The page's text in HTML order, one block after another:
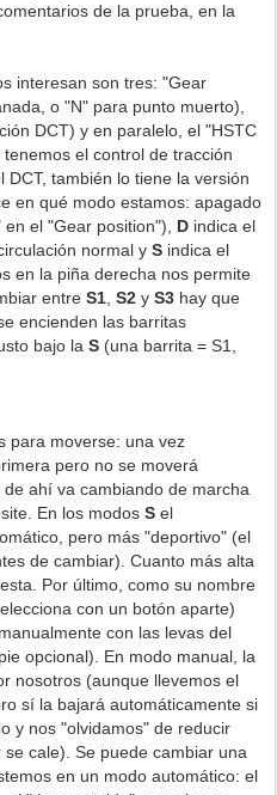
de la prueba, en la
interesan son tres: "Gear
o "N" para punto muerto),
DCT) y en paralelo, el "HSTC
el control de tracción
también lo tiene la versión
en qué modo estamos: apagado
el "Gear position"), D indica el
normal y S indica el
en la piña derecha nos permite
entre S1 S2 y S3 hay que
encienden las barritas
bajo la S (una barrita = S1,
para moverse: una vez
pero no se moverá
ahí va cambiando de marcha
En los modos S el
pero más "deportivo" (el
de cambiar). Cuanto más alta
Por último, como su nombre
con un botón aparte)
con las levas del
opcional). En modo manual, la
nosotros (aunque llevemos el
sí la bajará automáticamente si
y nos "olvidamos" de reducir
cale). Se puede cambiar una
en un modo automático: el